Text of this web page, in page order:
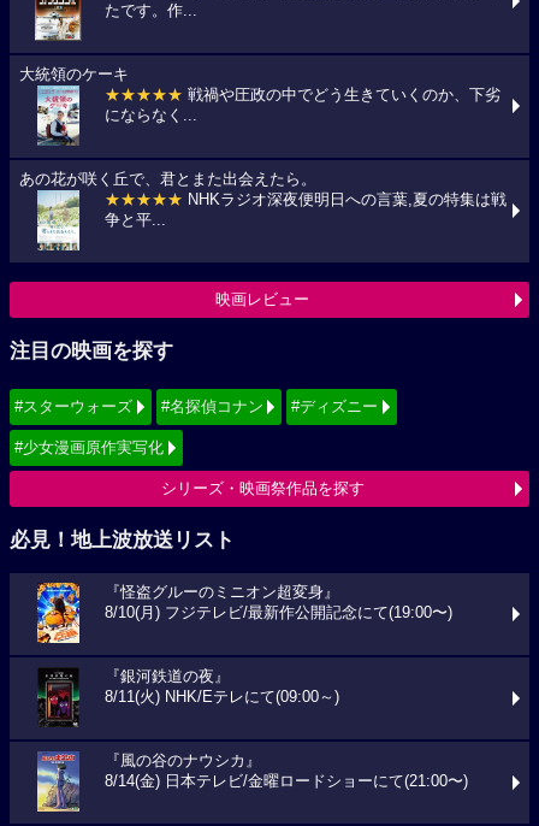
たです。作...
大統領のケーキ
★★★★★ 戦禍や圧政の中でどう生きていくのか、下劣
にならなく...
あの花が咲く丘で、君とまた出会えたら。
★★★★★ NHKラジオ深夜便明日への言葉,夏の特集は戦
争と平...
映画レビュー
注目の映画を探す
#スターウォーズ #名探偵コナン #ディズニー
#少女漫画原作実写化
シリーズ・映画祭作品を探す
必見！地上波放送リスト
『怪盗グルーのミニオン超変身』
8/10(月) フジテレビ/最新作公開記念にて(19:00〜)
『銀河鉄道の夜』
8/11(火) NHK/Eテレにて(09:00～)
『風の谷のナウシカ』
8/14(金) 日本テレビ/金曜ロードショーにて(21:00〜)